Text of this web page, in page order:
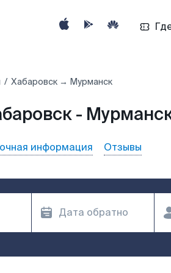
Хабаровск → Мурманск
-
информация Отзывы